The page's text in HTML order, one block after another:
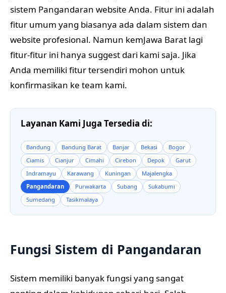
sistem Pangandaran website Anda. Fitur ini adalah
fitur umum yang biasanya ada dalam sistem dan
website profesional. Namun kemJawa Barat lagi
fitur-fitur ini hanya suggest dari kami saja. Jika
Anda memiliki fitur tersendiri mohon untuk
konfirmasikan ke team kami.
Layanan Kami Juga Tersedia di:
Bandung Bandung Barat Banjar Bekasi
Bogor
Ciamis
Cianjur Cimahi Cirebon Depok
Garut
Indramayu
Karawang Kuningan
Majalengka
Pangandaran
Purwakarta Subang
Sukabumi
Sumedang
Tasikmalaya
Fungsi Sistem di Pangandaran
Sistem memiliki banyak fungsi yang sangat